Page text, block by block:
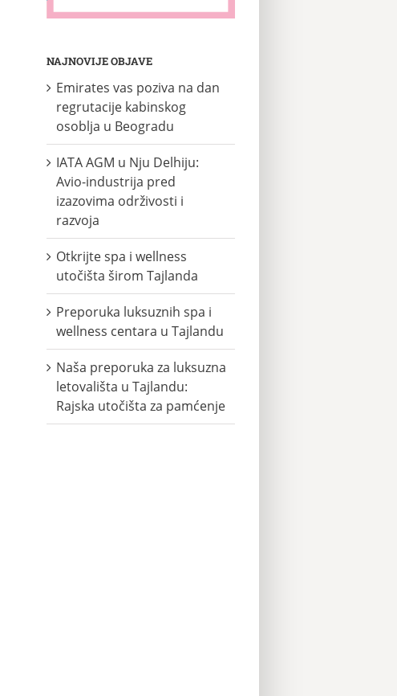
NAJNOVIJE OBJAVE
Emirates vas poziva na dan
regrutacije kabinskog
osoblja u Beogradu
IATA AGM u Nju Delhiju:
Avio-industrija pred
izazovima održivosti i
razvoja
Otkrijte spa i wellness
utočišta širom Tajlanda
Preporuka luksuznih spa i
wellness centara u Tajlandu
Naša preporuka za luksuzna
letovališta u Tajlandu:
Rajska utočišta za pamćenje